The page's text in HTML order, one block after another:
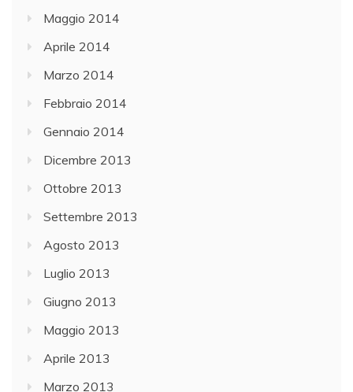
Maggio 2014
Aprile 2014
Marzo 2014
Febbraio 2014
Gennaio 2014
Dicembre 2013
Ottobre 2013
Settembre 2013
Agosto 2013
Luglio 2013
Giugno 2013
Maggio 2013
Aprile 2013
Marzo 2013